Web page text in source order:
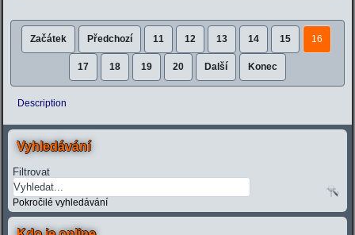
Začátek Předchozí 11 12 13 14 15 16
17 18 19 20 Další Konec
Description
Vyhledávání
Filtrovat
Pokročilé vyhledávání